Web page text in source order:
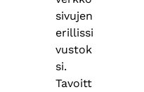
sivujen
erillissi
vustok
si.
Tavoitt